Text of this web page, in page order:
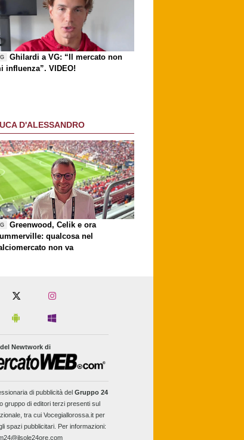
Ghilardi a VG: “Il mercato non
influenza”. VIDEO!
D'ALESSANDRO
Greenwood, Celik e ora
qualcosa nel
non va
del Newtwork di
di pubblicità del Gruppo 24
gruppo di editori terzi presenti sul
tra cui Vocegiallorossa.it per
spazi pubblicitari. Per informazioni: